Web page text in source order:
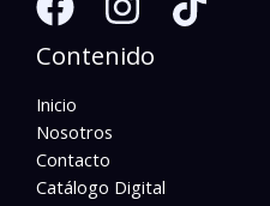
Contenido
Inicio
Nosotros
Contacto
Catálogo Digital